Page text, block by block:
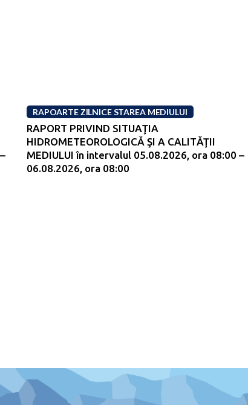
RAPOARTE ZILNICE STAREA MEDIULUI
RAPORT PRIVIND SITUAŢIA
HIDROMETEOROLOGICĂ ŞI A CALITĂŢII
MEDIULUI în intervalul 05.08.2026, ora 08:00 –
06.08.2026, ora 08:00